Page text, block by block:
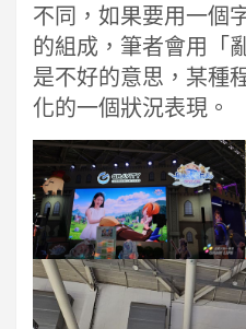
不同，如果要用一個
的組成，筆者會用「
是不好的意思，某種
化的一個狀況表現。